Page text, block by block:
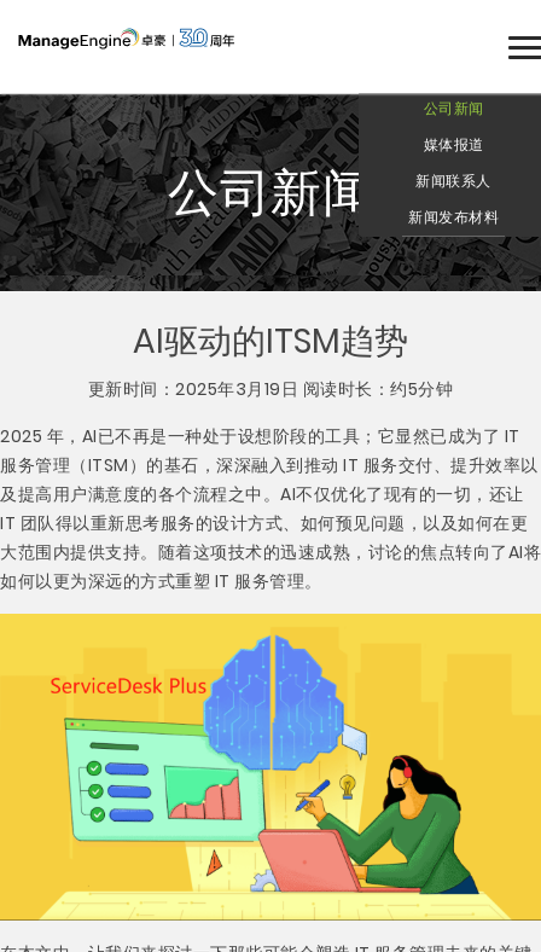
公司新闻
公司新闻
媒体报道
新闻联系人
新闻发布材料
AI驱动的ITSM趋势
更新时间：2025年3月19日 阅读时长：约5分钟
2025 年，AI已不再是一种处于设想阶段的工具；它显然已成为了 IT
服务管理（ITSM）的基石，深深融入到推动 IT 服务交付、提升效率以
及提高用户满意度的各个流程之中。AI不仅优化了现有的一切，还让
IT 团队得以重新思考服务的设计方式、如何预见问题，以及如何在更
大范围内提供支持。随着这项技术的迅速成熟，讨论的焦点转向了AI将
如何以更为深远的方式重塑 IT 服务管理。